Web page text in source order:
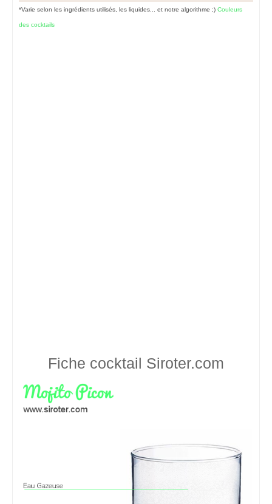
*Varie selon les ingrédients utilisés, les liquides... et notre algorithme ;) Couleurs
des cocktails
Fiche cocktail Siroter.com